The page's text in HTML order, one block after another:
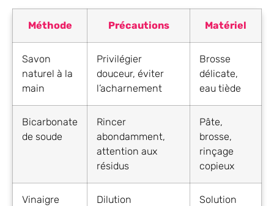
Méthode Précautions Matériel
Savon
naturel à la
main
Privilégier
douceur, éviter
l’acharnement
Brosse
délicate,
eau tiède
Bicarbonate
de soude
Rincer
abondamment,
attention aux
résidus
Pâte,
brosse,
rinçage
copieux
Vinaigre
Dilution
Solution